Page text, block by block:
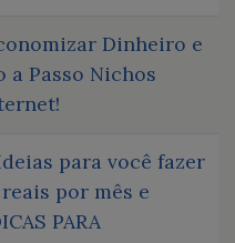
Dinheiro e
a Passo Nichos
para você fazer
por mês e
PARA